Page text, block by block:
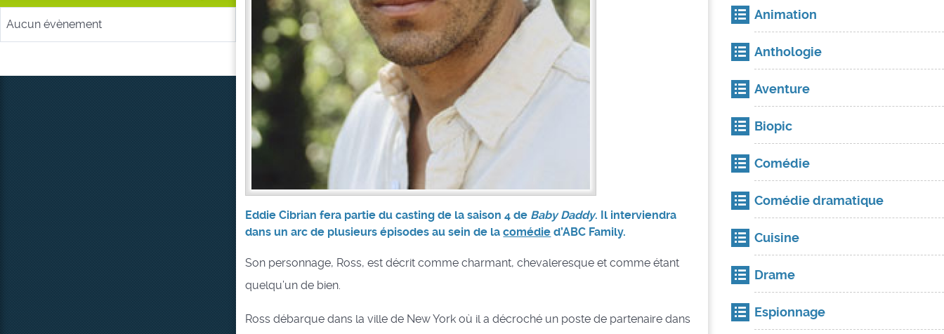
Aucun évènement
Eddie Cibrian fera partie du casting de la saison 4 de Baby Daddy. Il interviendra
dans un arc de plusieurs épisodes au sein de lacomédie d’ABC Family.
Son personnage, Ross, est décrit comme charmant, chevaleresque et comme étant
quelqu’un de bien.
Ross débarque dans la ville de New York où il a décroché un poste de partenaire dans
Animation
Anthologie
Aventure
Biopic
Comédie
Comédie dramatique
Cuisine
Drame
Espionnage